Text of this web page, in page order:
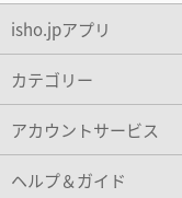
isho.jpアプリ
カテゴリー
アカウントサービス
ヘルプ＆ガイド